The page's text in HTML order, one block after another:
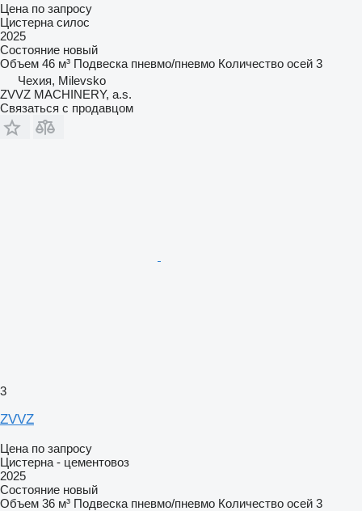
Цена по запросу
Цистерна силос
2025
Состояние новый
Объем 46 м³ Подвеска пневмо/пневмо Количество осей 3
Чехия, Milevsko
ZVVZ MACHINERY, a.s.
Связаться с продавцом
3
ZVVZ
Цена по запросу
Цистерна - цементовоз
2025
Состояние новый
Объем 36 м³ Подвеска пневмо/пневмо Количество осей 3